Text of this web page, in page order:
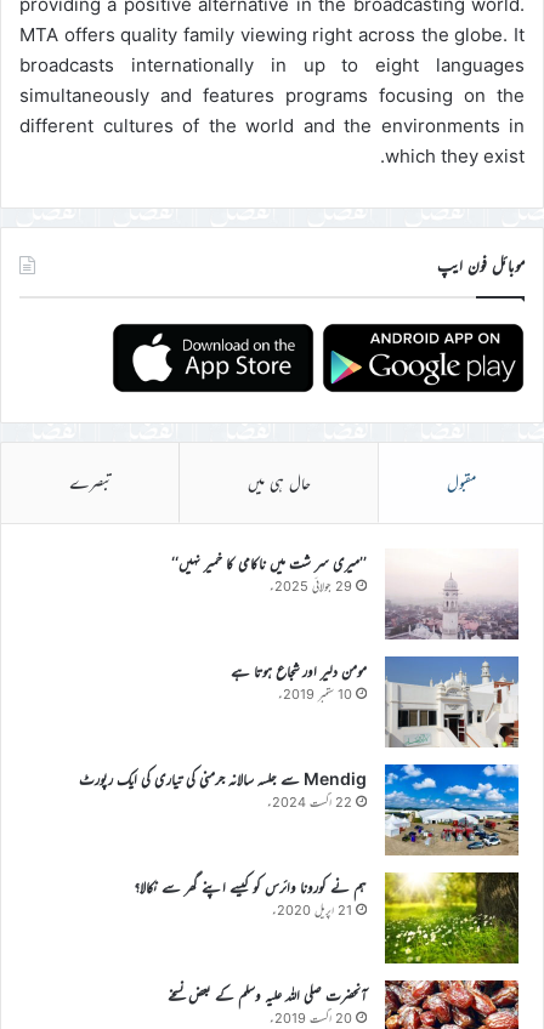
MTA offers quality family viewing right across the globe. It
broadcasts internationally in up to eight languages
simultaneously and features programs focusing on the
different cultures of the world and the environments in
which they exist.
موبائل فون ایپ
مقبول حال ہی میں تبصرے
’’میری سر شت میں ناکامی کا خمیر نہیں‘‘
29 جولائی 2025ء
مومن دلیر اور شجاع ہوتا ہے
10 ستمبر 2019ء
Mendig سے جلسہ سالانہ جرمنی کی تیاری کی ایک رپورٹ
22 اگست 2024ء
ہم نے کورونا وائرس کو کیسے اپنے گھر سے نکالا؟
21 اپریل 2020ء
آنحضرت صلی اللہ علیہ وسلم کے بعض نسخے
20 اگست 2019ء